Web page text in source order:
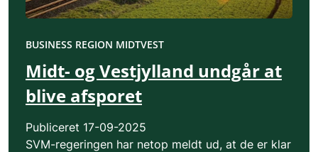
BUSINESS REGION MIDTVEST
Midt- og Vestjylland undgår at
blive afsporet
Publiceret 17-09-2025
SVM-regeringen har netop meldt ud, at de er klar